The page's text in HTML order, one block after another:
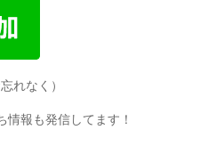
れなく）
情報も発信してます！